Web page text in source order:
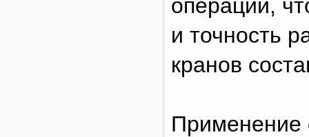
операций,
и точность
кранов
Применение